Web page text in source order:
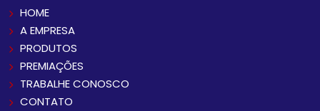
HOME
A EMPRESA
PRODUTOS
PREMIAÇÕES
TRABALHE CONOSCO
CONTATO